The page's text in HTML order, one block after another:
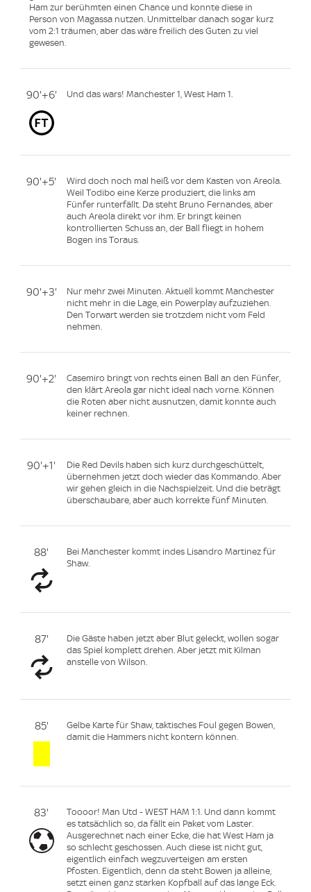
Ham zur berühmten einen Chance und konnte diese in
Person von Magassa nutzen. Unmittelbar danach sogar kurz
vom 2:1 träumen, aber das wäre freilich des Guten zu viel
gewesen.
90'+6' Und das wars! Manchester 1, West Ham 1.
90'+5'
Wird doch noch mal heiß vor dem Kasten von Areola.
Weil Todibo eine Kerze produziert, die links am
Fünfer runterfällt. Da steht Bruno Fernandes, aber
auch Areola direkt vor ihm. Er bringt keinen
kontrollierten Schuss an, der Ball fliegt in hohem
Bogen ins Toraus.
90'+3'
Nur mehr zwei Minuten. Aktuell kommt Manchester
nicht mehr in die Lage, ein Powerplay aufzuziehen.
Den Torwart werden sie trotzdem nicht vom Feld
nehmen.
90'+2'
Casemiro bringt von rechts einen Ball an den Fünfer,
den klärt Areola gar nicht ideal nach vorne. Können
die Roten aber nicht ausnutzen, damit konnte auch
keiner rechnen.
90'+1'
Die Red Devils haben sich kurz durchgeschüttelt,
übernehmen jetzt doch wieder das Kommando. Aber
wir gehen gleich in die Nachspielzeit. Und die beträgt
überschaubare, aber auch korrekte fünf Minuten.
88'
Bei Manchester kommt indes Lisandro Martinez für
Shaw.
87'
Die Gäste haben jetzt aber Blut geleckt, wollen sogar
das Spiel komplett drehen. Aber jetzt mit Kilman
anstelle von Wilson.
85'
Gelbe Karte für Shaw, taktisches Foul gegen Bowen,
damit die Hammers nicht kontern können.
83'
Toooor! Man Utd - WEST HAM 1:1. Und dann kommt
es tatsächlich so, da fällt ein Paket vom Laster.
Ausgerechnet nach einer Ecke, die hat West Ham ja
so schlecht geschossen. Auch diese ist nicht gut,
eigentlich einfach wegzuverteigen am ersten
Pfosten. Eigentlich, denn da steht Bowen ja alleine,
setzt einen ganz starken Kopfball auf das lange Eck.